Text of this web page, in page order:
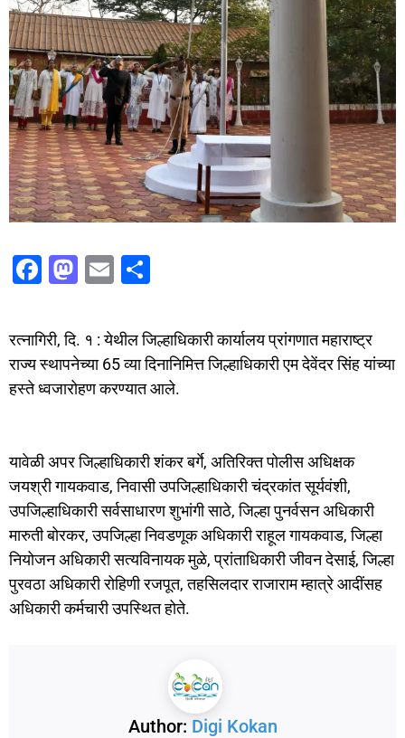
F
c
e
b
k
M
st
o
d
E
ai
l
ar
e
रत्नागिरी, दि. १ : येथील जिल्हाधिकारी कार्यालय प्रांगणात महाराष्ट्र
राज्य स्थापनेच्या 65 व्या दिनानिमित्त जिल्हाधिकारी एम देवेंदर सिंह यांच्या
हस्ते ध्वजारोहण करण्यात आले.
यावेळी अपर जिल्हाधिकारी शंकर बर्गे, अतिरिक्त पोलीस अधिक्षक
जयश्री गायकवाड, निवासी उपजिल्हाधिकारी चंद्रकांत सूर्यवंशी,
उपजिल्हाधिकारी सर्वसाधारण शुभांगी साठे, जिल्हा पुनर्वसन अधिकारी
मारुती बोरकर, उपजिल्हा निवडणूक अधिकारी राहूल गायकवाड, जिल्हा
नियोजन अधिकारी सत्यविनायक मुळे, प्रांताधिकारी जीवन देसाई, जिल्हा
पुरवठा अधिकारी रोहिणी रजपूत, तहसिलदार राजाराम म्हात्रे आदींसह
अधिकारी कर्मचारी उपस्थित होते.
Author: Digi Kokan